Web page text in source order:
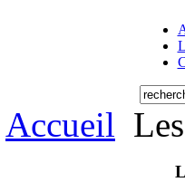
Accueil